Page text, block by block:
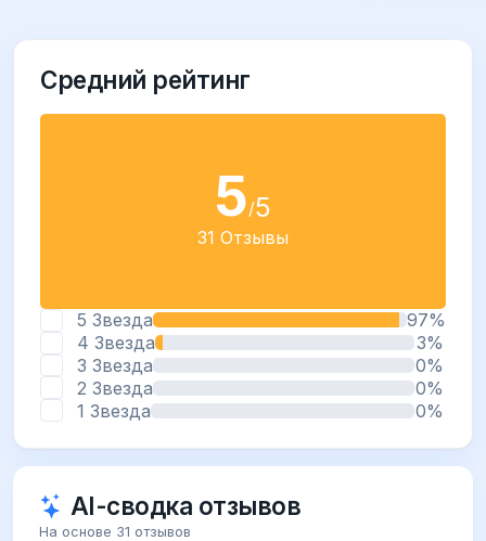
Средний рейтинг
5/5
31 Отзывы
5 Звезда
97%
4 Звезда
3%
3 Звезда
0%
2 Звезда
0%
1 Звезда
0%
AI-сводка отзывов
На основе 31 отзывов